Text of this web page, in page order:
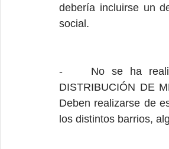
debería incluirse un
social.
-    No se ha
DISTRIBUCIÓN DE
Deben realizarse de
los distintos barrios,